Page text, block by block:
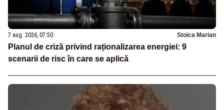
7 aug. 2026, 07:50 Stoica Marian
Planul de criză privind raționalizarea energiei: 9
scenarii de risc în care se aplică